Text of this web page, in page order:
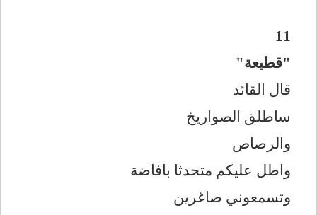
11
"قطيعة"
قال القائد
ساطلق الصواريخ
والرصاص
واطل عليكم متحدثا بافاضة
وتسمعوني صاغرين